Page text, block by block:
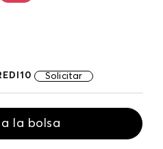
Solicitar
la bolsa